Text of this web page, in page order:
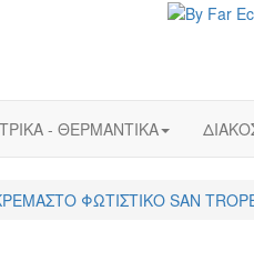
- ΘΕΡΜΑΝΤΙΚΑ
ΦΩΤΙΣΤΙΚΟ SAN